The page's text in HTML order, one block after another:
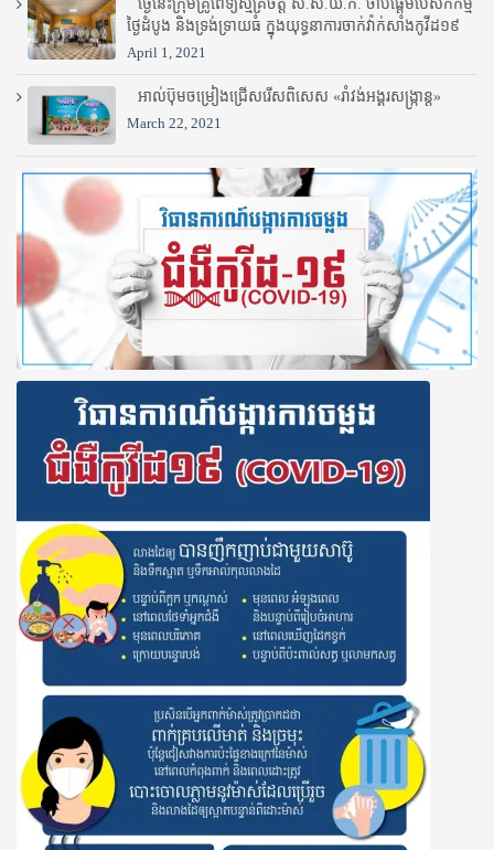
ថ្ងៃនេះក្រុមគ្រូពេទ្យស្ម័គ្រចិត្ត ស.ស.យ.ក. ចាប់ផ្តើមបេសកកម្ម
ថ្ងៃដំបូង និងទ្រង់ទ្រាយធំ ក្នុងយុទ្ធនាការចាក់វ៉ាក់សាំងកូវីដ១៩
April 1, 2021
អាល់ប៊ុមចម្រៀងជ្រើសរើសពិសេស «រាំវង់អង្គរសង្ក្រាន្ត»
March 22, 2021